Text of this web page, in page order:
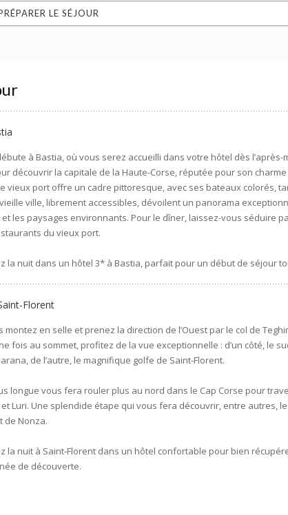
LE SÉJOUR
à Bastia, où vous serez accueilli dans votre hôtel dès l’après-
découvrir la capitale de la Haute-Corse, réputée pour son
vieux port offre un cadre pittoresque, avec ses bateaux colorés,
ville, librement accessibles, dévoilent un panorama
les paysages environnants. Pour le dîner, laissez-vous séduire
du vieux port.
la nuit dans un hôtel 3* à Bastia, parfait pour un début de séjour
Florent
montez en selle et prenez la direction de l’Ouest par le col de
fois au sommet, profitez de la vue exceptionnelle : d’un côté, le
de l’autre, le magnifique golfe de Saint-Florent.
longue vous fera rouler plus au nord dans le Cap Corse pour
Luri. Une splendide étape qui vous fera découvrir, entre autres,
de Nonza.
la nuit à Saint-Florent dans un hôtel confortable pour bien
de découverte.